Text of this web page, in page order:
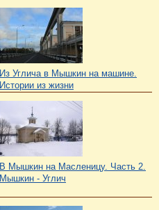
Из Углича в Мышкин на машине.
Истории из жизни
В Мышкин на Масленицу. Часть 2.
Мышкин - Углич